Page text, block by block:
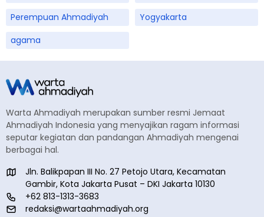
Perempuan Ahmadiyah
Yogyakarta
agama
Warta Ahmadiyah merupakan sumber resmi Jemaat
Ahmadiyah Indonesia yang menyajikan ragam informasi
seputar kegiatan dan pandangan Ahmadiyah mengenai
berbagai hal.
Jln. Balikpapan III No. 27 Petojo Utara, Kecamatan
Gambir, Kota Jakarta Pusat – DKI Jakarta 10130
+62 813-1313-3683
redaksi@wartaahmadiyah.org